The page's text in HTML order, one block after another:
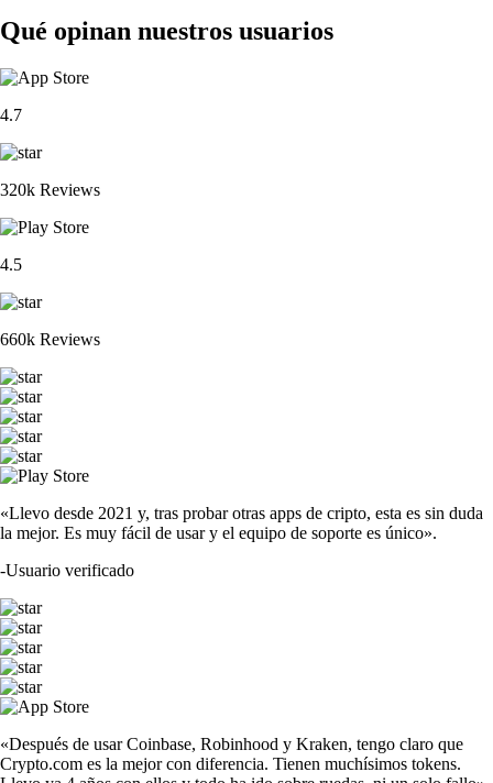
Qué opinan nuestros usuarios
4.7
320k Reviews
4.5
660k Reviews
«Llevo desde 2021 y, tras probar otras apps de cripto, esta es sin duda
la mejor. Es muy fácil de usar y el equipo de soporte es único».
-Usuario verificado
«Después de usar Coinbase, Robinhood y Kraken, tengo claro que
Crypto.com es la mejor con diferencia. Tienen muchísimos tokens.